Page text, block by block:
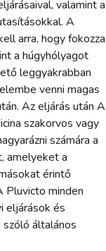
valamint a
A
arra, hogy fokozza
a húgyhólyagot
leggyakrabban
venni magas
Az eljárás után A
szakorvos vagy
számára a
amelyeket a
érintő
Pluvicto minden
eljárások és
általános